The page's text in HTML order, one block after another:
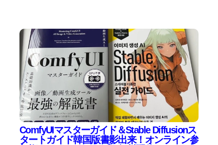
ComfyUIマスターガイド＆Stable Diffusionス
タートガイド韓国版書影出来！オンライン参